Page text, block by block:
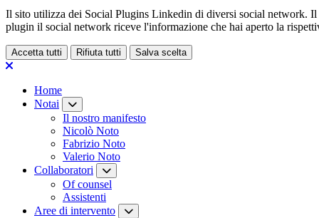
Il sito utilizza dei Social Plugins Linkedin di diversi social network.
plugin il social network riceve l'informazione che hai aperto la
Accetta tutti Rifiuta tutti Salva scelta
Loading...
Home
Notai
Il nostro manifesto
Nicolò Noto
Fabrizio Noto
Valerio Noto
Collaboratori
Of counsel
Assistenti
Aree di intervento